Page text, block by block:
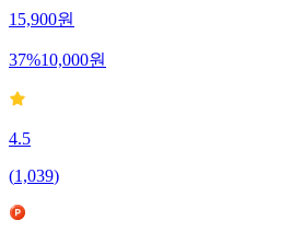
15,900원
37%10,000원
4.5
(1,039)